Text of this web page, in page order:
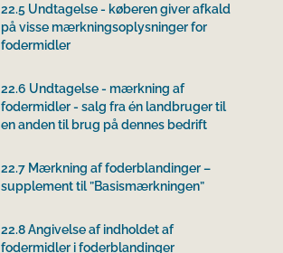
22.5 Undtagelse - køberen giver afkald
på visse mærkningsoplysninger for
fodermidler
22.6 Undtagelse - mærkning af
fodermidler - salg fra én landbruger til
en anden til brug på dennes bedrift
22.7 Mærkning af foderblandinger –
supplement til ”Basismærkningen”
22.8 Angivelse af indholdet af
fodermidler i foderblandinger